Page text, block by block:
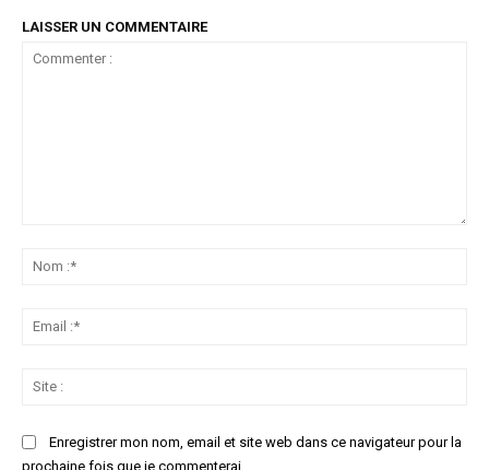
LAISSER UN COMMENTAIRE
Enregistrer mon nom, email et site web dans ce navigateur pour la
prochaine fois que je commenterai.